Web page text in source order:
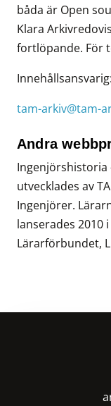
båda är Open
Klara
fortlöpande. För
tam-arkiv@tam-
Andra
Ingenjörshistoria
utvecklades av
Ingenjörer.
lanserades 2010
Lärarförbundet,